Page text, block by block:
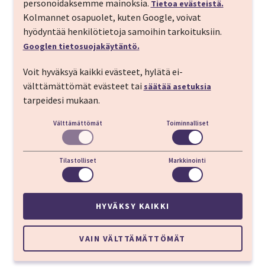
personoidaksemme mainoksia. Tietoa evästeistä.
Kolmannet osapuolet, kuten Google, voivat
hyödyntää henkilötietoja samoihin tarkoituksiin.
Googlen tietosuojakäytäntö.
Voit hyväksyä kaikki evästeet, hylätä ei-
välttämättömät evästeet tai säätää asetuksia
tarpeidesi mukaan.
Välttämättömät Toiminnalliset
Tilastolliset Markkinointi
HYVÄKSY KAIKKI
VAIN VÄLTTÄMÄTTÖMÄT